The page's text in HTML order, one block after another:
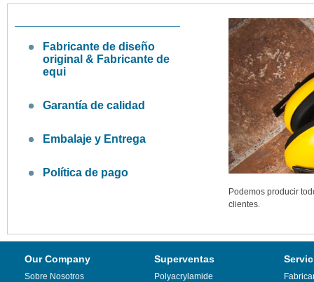
Fabricante de diseño
original & Fabricante de
equi
Garantía de calidad
Embalaje y Entrega
Política de pago
Podemos producir
clientes.
Our Company
Sobre Nosotros
Superventas
Polyacrylamide